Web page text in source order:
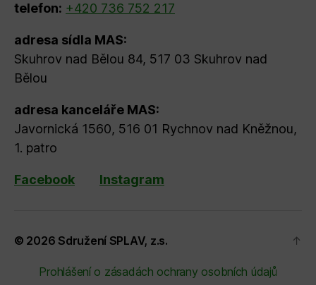
telefon: +420 736 752 217
adresa sídla MAS:
Skuhrov nad Bělou 84, 517 03 Skuhrov nad
Bělou
adresa kanceláře MAS:
Javornická 1560, 516 01 Rychnov nad Kněžnou,
1. patro
Facebook Instagram
© 2026Sdružení SPLAV, z.s. ↑
Prohlášení o zásadách ochrany osobních údajů